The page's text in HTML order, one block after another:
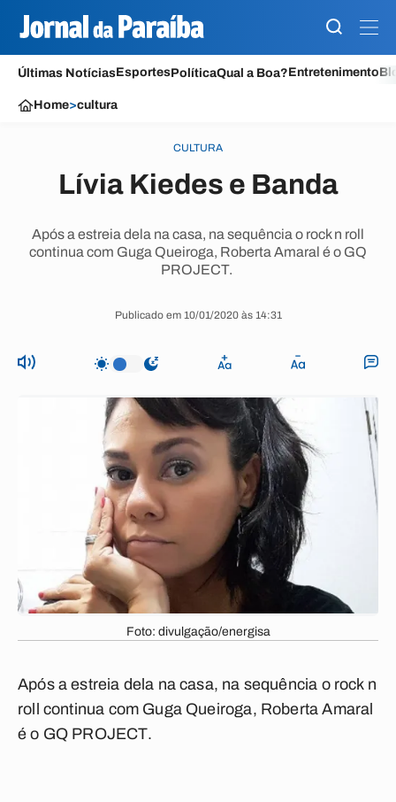
Últimas NotíciasEsportesPolíticaQual a Boa?Entretenimento
Home>cultura
CULTURA
Lívia Kiedes e Banda
Após a estreia dela na casa, na sequência o rock n roll
continua com Guga Queiroga, Roberta Amaral é o GQ
PROJECT.
Publicado em 10/01/2020 às 14:31
Foto: divulgação/energisa
Após a estreia dela na casa, na sequência o rock n
roll continua com Guga Queiroga, Roberta Amaral
é o GQ PROJECT.